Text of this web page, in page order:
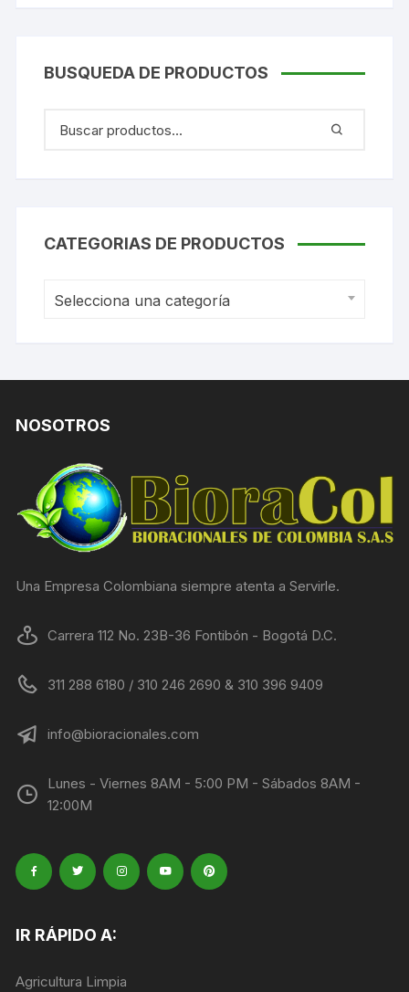
BUSQUEDA DE PRODUCTOS
CATEGORIAS DE PRODUCTOS
Selecciona una categoría
NOSOTROS
Una Empresa Colombiana siempre atenta a Servirle.
Carrera 112 No. 23B-36 Fontibón - Bogotá D.C.
311 288 6180 / 310 246 2690 & 310 396 9409
info@bioracionales.com
Lunes - Viernes 8AM - 5:00 PM - Sábados 8AM -
12:00M
IR RÁPIDO A:
Agricultura Limpia